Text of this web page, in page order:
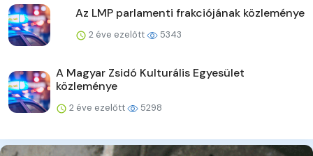
Az LMP parlamenti frakciójának közleménye
2 éve ezelőtt 5343
A Magyar Zsidó Kulturális Egyesület
közleménye
2 éve ezelőtt 5298